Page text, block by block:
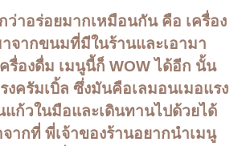
ว่าอร่อยมากเหมือนกัน คือ เครื่อง
จากขนมที่มีในร้านและเอามา
รื่องดื่ม เมนูนี้ก็ WOW ได้อีก นั้น
งครัมเบิ้ล ซึ่งมันคือเลมอนเมอแรง
ก้วในมือและเดินทานไปด้วยได้
จากที่ พี่เจ้าของร้านอยากนำเมนู